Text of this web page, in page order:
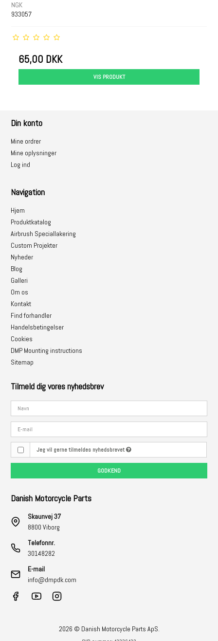
NGK
933057
65,00 DKK
VIS PRODUKT
Din konto
Mine ordrer
Mine oplysninger
Log ind
Navigation
Hjem
Produktkatalog
Airbrush Speciallakering
Custom Projekter
Nyheder
Blog
Galleri
Om os
Kontakt
Find forhandler
Handelsbetingelser
Cookies
DMP Mounting instructions
Sitemap
Tilmeld dig vores nyhedsbrev
Jeg vil gerne tilmeldes nyhedsbrevet
GODKEND
Danish Motorcycle Parts
Skaunvej 37
8800 Viborg
Telefonnr.
30148282
E-mail
info@dmpdk.com
2026 © Danish Motorcycle Parts ApS.